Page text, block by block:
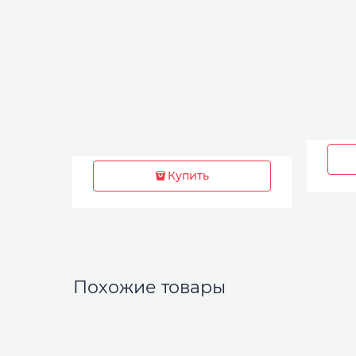
Купить
Похожие товары